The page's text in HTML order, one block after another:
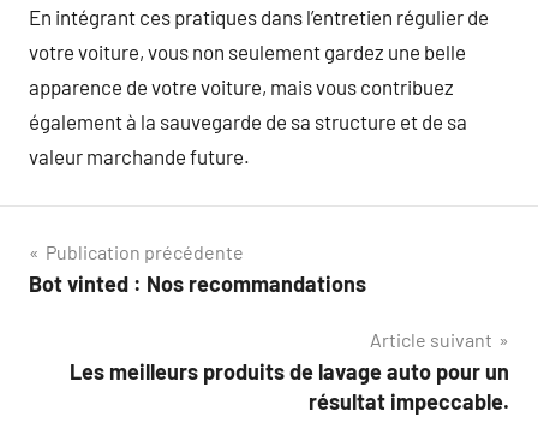
En intégrant ces pratiques dans l’entretien régulier de
votre voiture, vous non seulement gardez une belle
apparence de votre voiture, mais vous contribuez
également à la sauvegarde de sa structure et de sa
valeur marchande future.
Navigation
de
Publication précédente
Bot vinted : Nos recommandations
Article suivant
Les meilleurs produits de lavage auto pour un
résultat impeccable.